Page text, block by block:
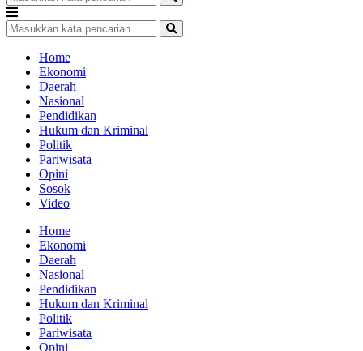
Home
Ekonomi
Daerah
Nasional
Pendidikan
Hukum dan Kriminal
Politik
Pariwisata
Opini
Sosok
Video
Home
Ekonomi
Daerah
Nasional
Pendidikan
Hukum dan Kriminal
Politik
Pariwisata
Opini